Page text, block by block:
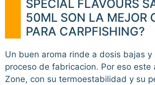
SPECIAL FLAVOURS
50ML SON LA MEJOR
PARA CARPFISHING?
Un buen aroma rinde a dosis bajas y
proceso de fabricacion. Por eso este
Zone, con su termoestabilidad y su